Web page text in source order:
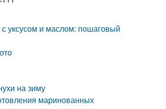
уксусом и маслом: пошаговый
на зиму
маринованных